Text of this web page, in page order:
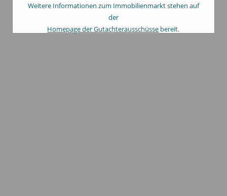
Weitere Informationen zum Immobilienmarkt stehen auf
der
Homepage der Gutachterausschüsse bereit.